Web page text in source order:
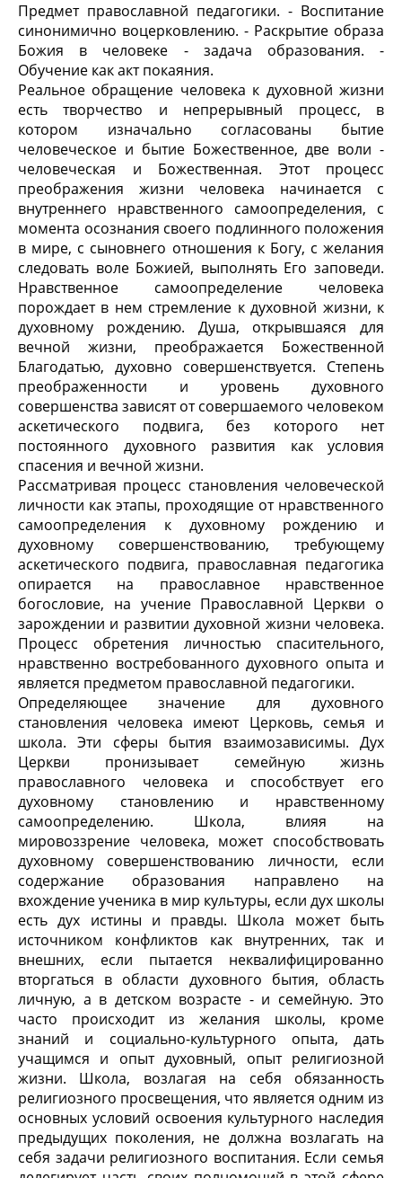
Предмет православной педагогики. - Воспитание
синонимично воцерковлению. - Раскрытие образа
Божия в человеке - задача образования. -
Обучение как акт покаяния.
Реальное обращение человека к духовной жизни
есть творчество и непрерывный процесс, в
котором изначально согласованы бытие
человеческое и бытие Божественное, две воли -
человеческая и Божественная. Этот процесс
преображения жизни человека начинается с
внутреннего нравственного самоопределения, с
момента осознания своего подлинного положения
в мире, с сыновнего отношения к Богу, с желания
следовать воле Божией, выполнять Его заповеди.
Нравственное самоопределение человека
порождает в нем стремление к духовной жизни, к
духовному рождению. Душа, открывшаяся для
вечной жизни, преображается Божественной
Благодатью, духовно совершенствуется. Степень
преображенности и уровень духовного
совершенства зависят от совершаемого человеком
аскетического подвига, без которого нет
постоянного духовного развития как условия
спасения и вечной жизни.
Рассматривая процесс становления человеческой
личности как этапы, проходящие от нравственного
самоопределения к духовному рождению и
духовному совершенствованию, требующему
аскетического подвига, православная педагогика
опирается на православное нравственное
богословие, на учение Православной Церкви о
зарождении и развитии духовной жизни человека.
Процесс обретения личностью спасительного,
нравственно востребованного духовного опыта и
является предметом православной педагогики.
Определяющее значение для духовного
становления человека имеют Церковь, семья и
школа. Эти сферы бытия взаимозависимы. Дух
Церкви пронизывает семейную жизнь
православного человека и способствует его
духовному становлению и нравственному
самоопределению. Школа, влияя на
мировоззрение человека, может способствовать
духовному совершенствованию личности, если
содержание образования направлено на
вхождение ученика в мир культуры, если дух школы
есть дух истины и правды. Школа может быть
источником конфликтов как внутренних, так и
внешних, если пытается неквалифицированно
вторгаться в области духовного бытия, область
личную, а в детском возрасте - и семейную. Это
часто происходит из желания школы, кроме
знаний и социально-культурного опыта, дать
учащимся и опыт духовный, опыт религиозной
жизни. Школа, возлагая на себя обязанность
религиозного просвещения, что является одним из
основных условий освоения культурного наследия
предыдущих поколения, не должна возлагать на
себя задачи религиозного воспитания. Если семья